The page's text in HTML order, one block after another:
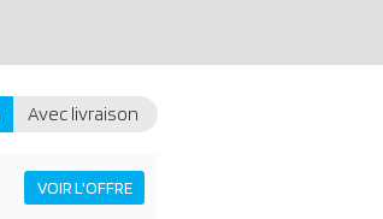
Avec livraison
VOIR L'OFFRE